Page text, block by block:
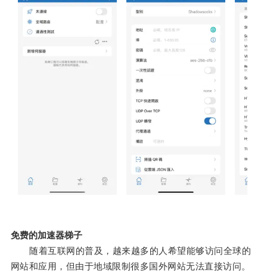
免费的加速器梯子
随着互联网的普及，越来越多的人希望能够访问全球的
网站和应用，但由于地域限制很多国外网站无法直接访问。